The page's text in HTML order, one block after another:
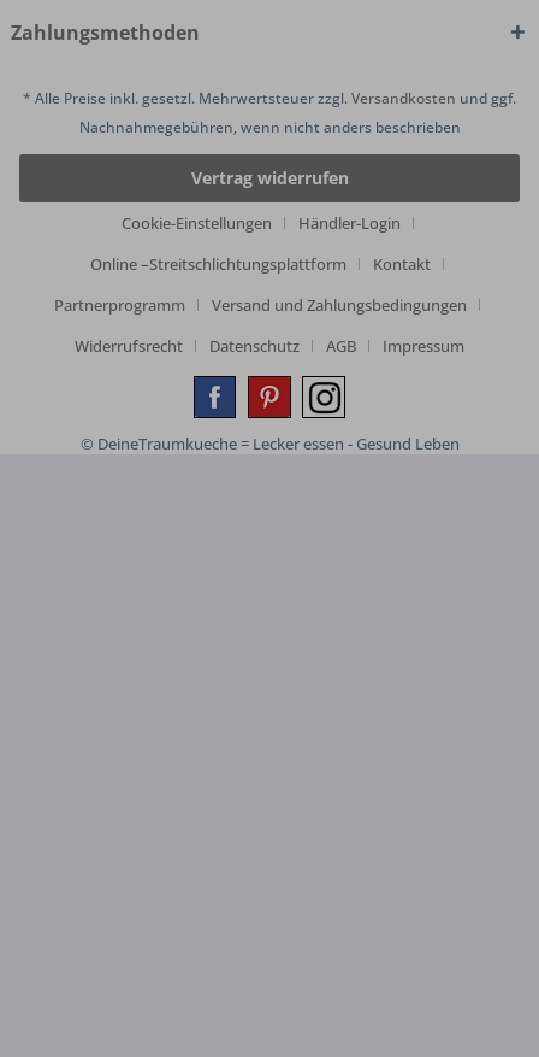
Zahlungsmethoden
* Alle Preise inkl. gesetzl. Mehrwertsteuer zzgl.Versandkosten und ggf.
Nachnahmegebühren, wenn nicht anders beschrieben
Vertrag widerrufen
Cookie-Einstellungen
Händler-Login
Online –Streitschlichtungsplattform
Kontakt
Partnerprogramm
Versand und Zahlungsbedingungen
Widerrufsrecht
Datenschutz AGB Impressum
© DeineTraumkueche = Lecker essen - Gesund Leben